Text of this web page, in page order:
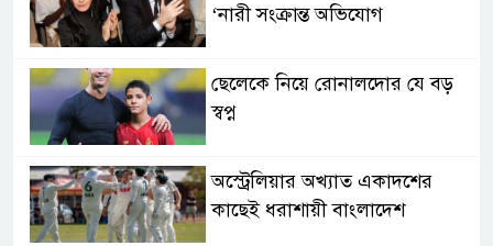
‘নারী সংক্রান্ত অভিযোগ
ছেলেকে নিয়ে রোনালদোর যে বড়
স্বপ্ন
অস্ট্রেলিয়ার অখ্যাত একাদশের
কাছেই ধরাশায়ী বাংলাদেশ